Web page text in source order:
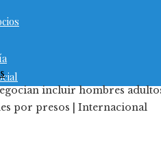
incluir hombres
por presos | Internacional